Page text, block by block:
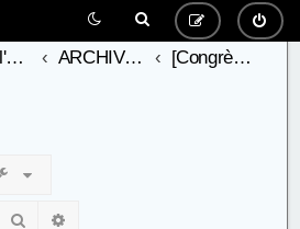
Vie de l'association -AFC- ARCHIVES - Congrès antérieures [Congrès] Le Mesnil-Esnard 2024
Rechercher